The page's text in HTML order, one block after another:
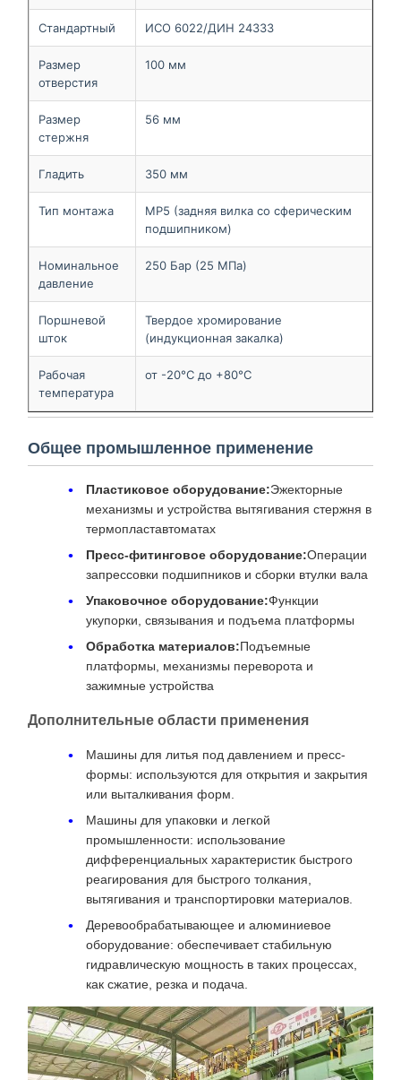
Стандартный ИСО 6022/ДИН 24333
Размер
отверстия
100 мм
Размер
стержня
56 мм
Гладить 350 мм
Тип монтажа
MP5 (задняя вилка со сферическим
подшипником)
Номинальное
давление
250 Бар (25 МПа)
Поршневой
шток
Твердое хромирование
(индукционная закалка)
Рабочая
температура
от -20°С до +80°С
Общее промышленное применение
Пластиковое оборудование:Эжекторные
механизмы и устройства вытягивания стержня в
термопластавтоматах
Пресс-фитинговое оборудование:Операции
запрессовки подшипников и сборки втулки вала
Упаковочное оборудование:Функции
укупорки, связывания и подъема платформы
Обработка материалов:Подъемные
платформы, механизмы переворота и
зажимные устройства
Дополнительные области применения
Машины для литья под давлением и пресс-
формы: используются для открытия и закрытия
или выталкивания форм.
Машины для упаковки и легкой
промышленности: использование
дифференциальных характеристик быстрого
реагирования для быстрого толкания,
вытягивания и транспортировки материалов.
Деревообрабатывающее и алюминиевое
оборудование: обеспечивает стабильную
гидравлическую мощность в таких процессах,
как сжатие, резка и подача.